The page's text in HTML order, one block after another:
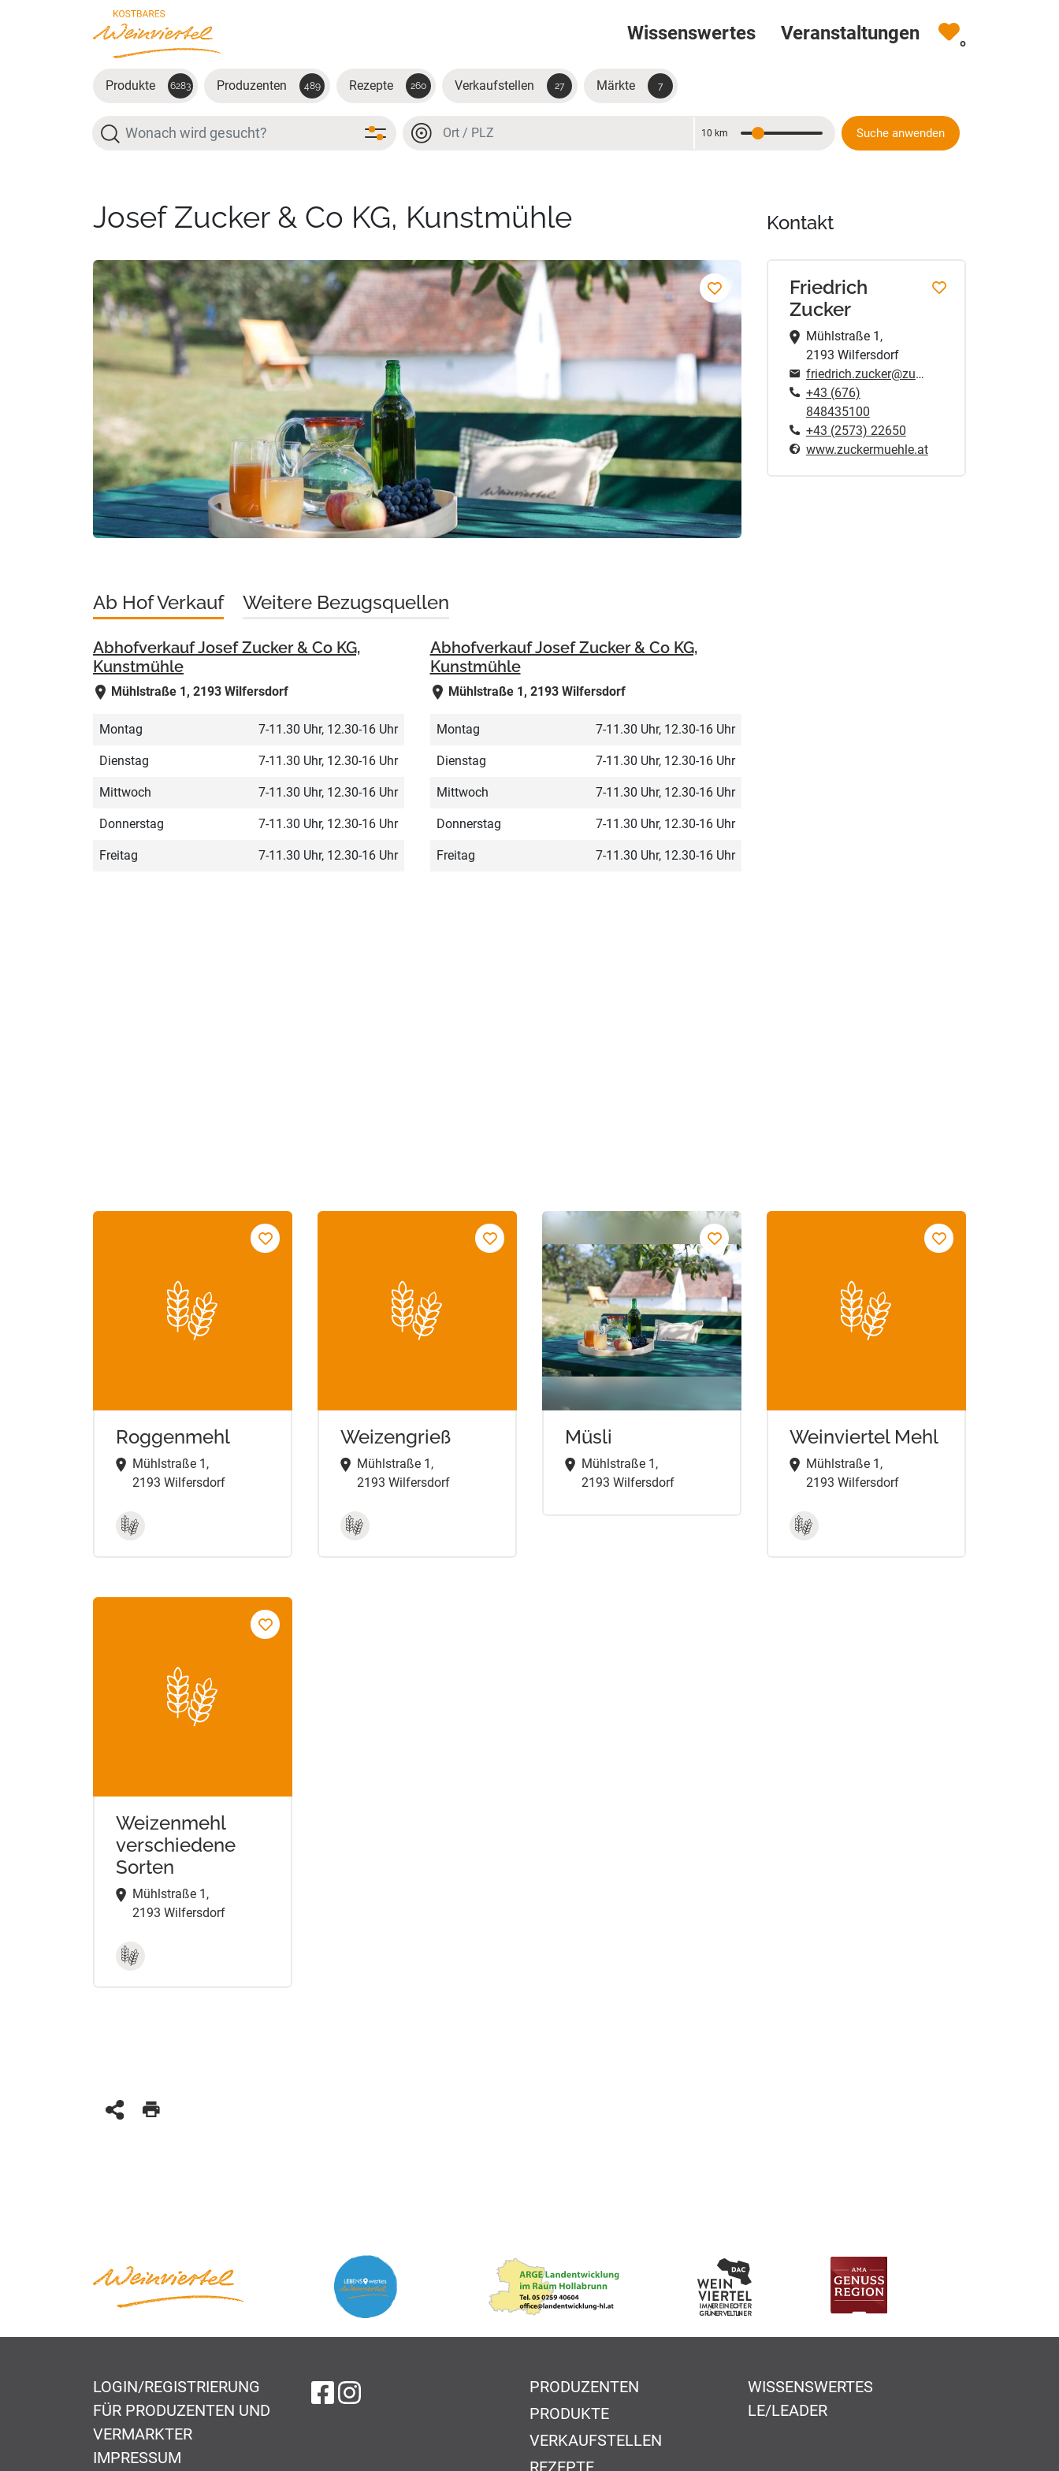
Zum Hauptinhalt springen
Wissenswertes Veranstaltungen 0
Produkte 6283 Produzenten 489 Rezepte 260 Verkaufstellen 27 Märkte 7
Suche Ort oder PLZ
Entfernung
10 km Suche anwenden
Josef Zucker & Co KG, Kunstmühle
Ab Hof Verkauf Weitere Bezugsquellen
Abhofverkauf Josef Zucker & Co KG,
Kunstmühle
Mühlstraße 1, 2193 Wilfersdorf
Montag 7-11.30 Uhr, 12.30-16 Uhr
Dienstag 7-11.30 Uhr, 12.30-16 Uhr
Mittwoch 7-11.30 Uhr, 12.30-16 Uhr
Donnerstag 7-11.30 Uhr, 12.30-16 Uhr
Freitag 7-11.30 Uhr, 12.30-16 Uhr
Abhofverkauf Josef Zucker & Co KG,
Kunstmühle
Mühlstraße 1, 2193 Wilfersdorf
Montag 7-11.30 Uhr, 12.30-16 Uhr
Dienstag 7-11.30 Uhr, 12.30-16 Uhr
Mittwoch 7-11.30 Uhr, 12.30-16 Uhr
Donnerstag 7-11.30 Uhr, 12.30-16 Uhr
Freitag 7-11.30 Uhr, 12.30-16 Uhr
Kontakt
Friedrich
Zucker
Mühlstraße 1,
2193 Wilfersdorf
friedrich.zucker@zuckermuehle.at
+43 (676)
848435100
+43 (2573) 22650
www.zuckermuehle.at
Roggenmehl
Mühlstraße 1,
2193 Wilfersdorf
Weizengrieß
Mühlstraße 1,
2193 Wilfersdorf
Müsli
Mühlstraße 1,
2193 Wilfersdorf
Weinviertel Mehl
Mühlstraße 1,
2193 Wilfersdorf
Weizenmehl
verschiedene
Sorten
Mühlstraße 1,
2193 Wilfersdorf
LOGIN/REGISTRIERUNG
FÜR PRODUZENTEN UND
VERMARKTER
IMPRESSUM
auf Facebook
auf Instagram
PRODUZENTEN
PRODUKTE
VERKAUFSTELLEN
WISSENSWERTES
LE/LEADER